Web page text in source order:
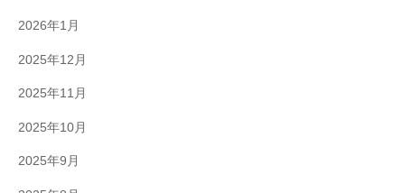
2026年1月
2025年12月
2025年11月
2025年10月
2025年9月